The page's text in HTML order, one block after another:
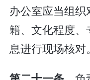
办公室应当组
籍、文化程度
息进行现场核对。